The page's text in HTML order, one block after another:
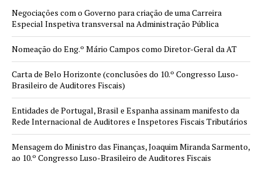
Negociações com o Governo para criação de uma Carreira
Especial Inspetiva transversal na Administração Pública
Nomeação do Eng.º Mário Campos como Diretor-Geral da AT
Carta de Belo Horizonte (conclusões do 10.º Congresso Luso-
Brasileiro de Auditores Fiscais)
Entidades de Portugal, Brasil e Espanha assinam manifesto da
Rede Internacional de Auditores e Inspetores Fiscais Tributários
Mensagem do Ministro das Finanças, Joaquim Miranda Sarmento,
ao 10.º Congresso Luso-Brasileiro de Auditores Fiscais